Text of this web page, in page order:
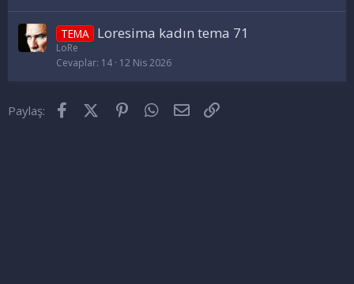
TEMA Loresima kadın tema 71
LoRe
Cevaplar 14 12 Nis 2026
Paylaş: FacebookX (Twitter)PinterestWhatsApp
E-posta